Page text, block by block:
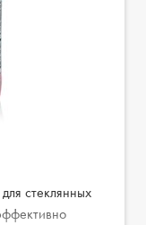
стеклянных